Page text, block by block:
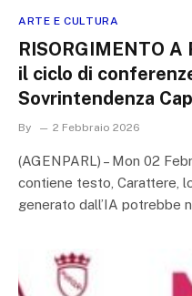
ARTE E CULTURA
RISORGIMENTO
il ciclo di
Sovrintendenza
By 2 Febbraio 2026
(AGENPARL) – Mon 02
contiene testo, Carattere,
generato dall’IA potrebbe